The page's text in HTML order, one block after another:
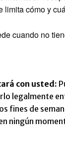
limita cómo y
cuando no
con usted:
legalmente
fines de
ningún